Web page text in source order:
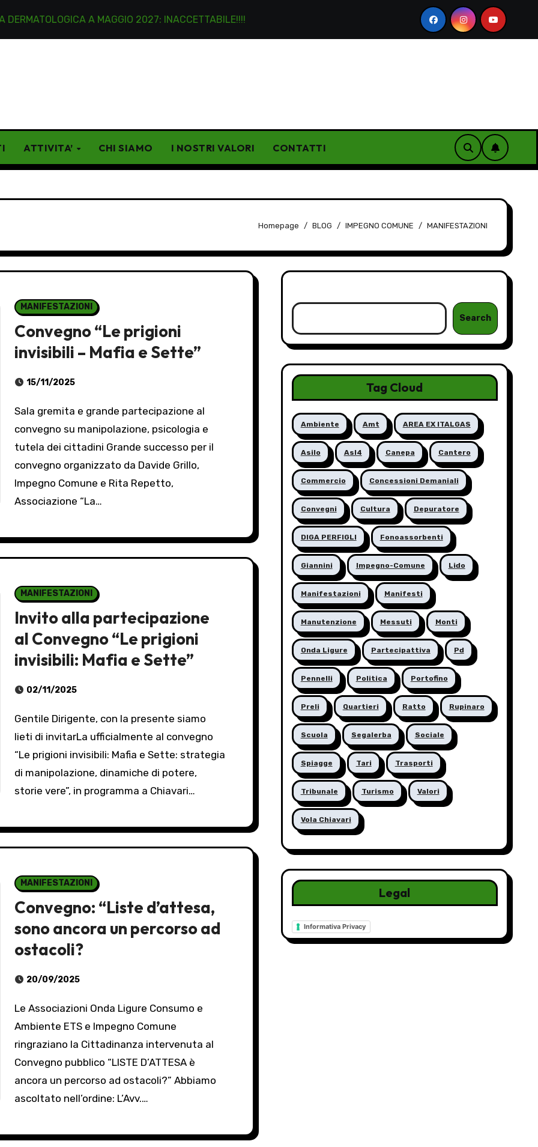
A MAGGIO 2027: INACCETTABILE!!!! Lettere anonime: il silenzio non è un’opzione Riforma del
ATTIVITA’ CHI SIAMO I NOSTRI VALORI CONTATTI
Homepage BLOG IMPEGNO COMUNE MANIFESTAZIONI
MANIFESTAZIONI
Convegno “Le prigioni
invisibili – Mafia e Sette”
15/11/2025
Sala gremita e grande partecipazione al
convegno su manipolazione, psicologia e
tutela dei cittadini Grande successo per il
convegno organizzato da Davide Grillo,
Impegno Comune e Rita Repetto,
Associazione “La…
MANIFESTAZIONI
Invito alla partecipazione
al Convegno “Le prigioni
invisibili: Mafia e Sette”
02/11/2025
Gentile Dirigente, con la presente siamo
lieti di invitarLa ufficialmente al convegno
“Le prigioni invisibili: Mafia e Sette: strategia
di manipolazione, dinamiche di potere,
storie vere”, in programma a Chiavari…
MANIFESTAZIONI
Convegno: “Liste d’attesa,
sono ancora un percorso ad
ostacoli?
20/09/2025
Le Associazioni Onda Ligure Consumo e
Ambiente ETS e Impegno Comune
ringraziano la Cittadinanza intervenuta al
Convegno pubblico “LISTE D’ATTESA è
ancora un percorso ad ostacoli?” Abbiamo
ascoltato nell’ordine: L’Avv.…
Search
Tag Cloud
Ambiente Amt AREA EX ITALGAS
Asilo Asl4 Canepa Cantero
Commercio Concessioni Demaniali
Convegni Cultura Depuratore
DIGA PERFIGLI Fonoassorbenti
Giannini Impegno-Comune Lido
Manifestazioni Manifesti
Manutenzione Messuti Monti
Onda Ligure Partecipattiva Pd
Pennelli Politica Portofino
Preli Quartieri Ratto Rupinaro
Scuola Segalerba Sociale
Spiagge Tari Trasporti
Tribunale Turismo Valori
Vola Chiavari
Legal
Informativa Privacy